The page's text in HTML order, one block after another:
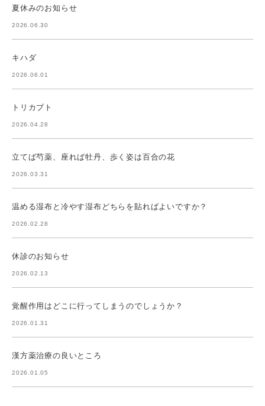
夏休みのお知らせ
2026.06.30
キハダ
2026.06.01
トリカブト
2026.04.28
立てば芍薬、座れば牡丹、歩く姿は百合の花
2026.03.31
温める湿布と冷やす湿布どちらを貼ればよいですか？
2026.02.28
休診のお知らせ
2026.02.13
覚醒作用はどこに行ってしまうのでしょうか？
2026.01.31
漢方薬治療の良いところ
2026.01.05